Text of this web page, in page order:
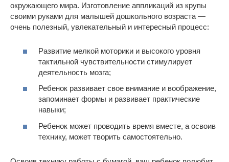
окружающего мира. Изготовление аппликаций из крупы
своими руками для малышей дошкольного возраста —
очень полезный, увлекательный и интересный процесс:
Развитие мелкой моторики и высокого уровня
тактильной чувствительности стимулирует
деятельность мозга;
Ребенок развивает свое внимание и воображение,
запоминает формы и развивает практические
навыки;
Ребенок может проводить время вместе, а освоив
технику, может творить самостоятельно.